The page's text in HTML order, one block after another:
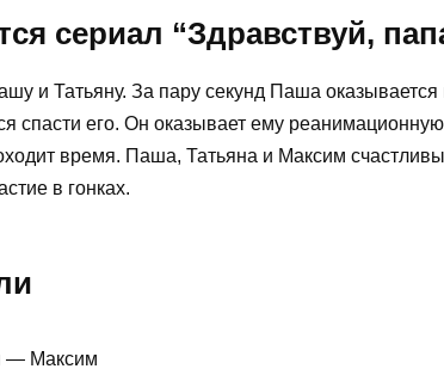
сериал “Здравствуй,
и Татьяну. За пару секунд Паша оказывается
спасти его. Он оказывает ему
время. Паша, Татьяна и Максим
в гонках.
— Максим